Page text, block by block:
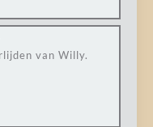
van Willy.